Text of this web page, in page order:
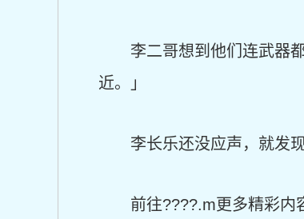
李二哥想到他们连武器
近。」
李长乐还没应声，就发
前往????.m更多精彩内